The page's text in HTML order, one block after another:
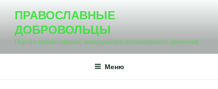
содержимому
ПРАВОСЛАВНЫЕ
ДОБРОВОЛЬЦЫ
Портал православного молодежного волонтерского движения
Меню